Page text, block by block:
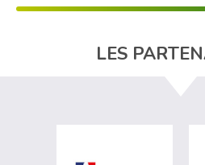
LES